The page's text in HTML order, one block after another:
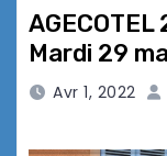
Mardi 29
Avr 1, 2022